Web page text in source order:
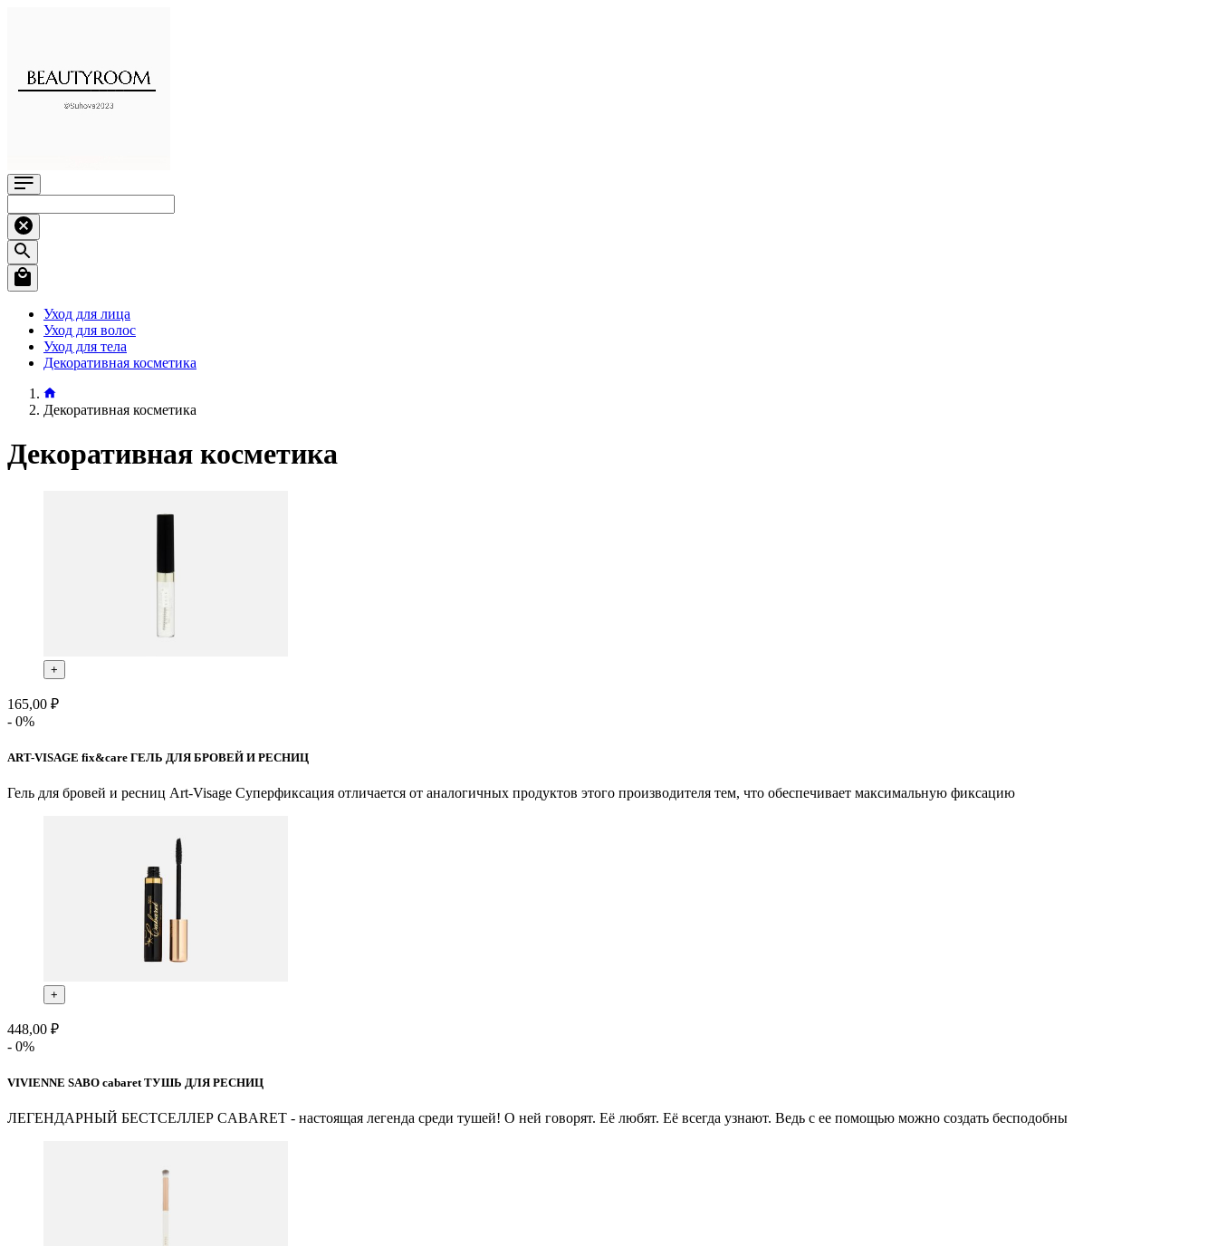
Уход для лица
Уход для волос
Уход для тела
Декоративная косметика
Декоративная косметика
Декоративная косметика
+
165,00 ₽
- 0%
ART-VISAGE fix&care ГЕЛЬ ДЛЯ БРОВЕЙ И РЕСНИЦ
Гель для бровей и ресниц Art-Visage Суперфиксация отличается от аналогичных продуктов этого производителя тем, что обеспечивает максимальную фиксацию
+
448,00 ₽
- 0%
VIVIENNE SABO cabaret ТУШЬ ДЛЯ РЕСНИЦ
ЛЕГЕНДАРНЫЙ БЕСТСЕЛЛЕР CABARET - настоящая легенда среди тушей! О ней говорят. Её любят. Её всегда узнают. Ведь с ее помощью можно создать бесподобны